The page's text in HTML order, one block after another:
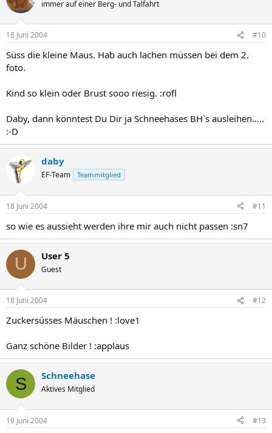
immer auf einer Berg- und Talfahrt
18 Juni 2004 #10
Süss die kleine Maus. Hab auch lachen müssen bei dem 2.
foto.
Kind so klein oder Brust sooo riesig. :rofl
Daby, dann könntest Du Dir ja Schneehases BH`s ausleihen.....
:-D
daby
EF-Team Teammitglied
18 Juni 2004 #11
so wie es aussieht werden ihre mir auch nicht passen :sn7
U User 5
Guest
18 Juni 2004 #12
Zuckersüsses Mäuschen ! :love1
Ganz schöne Bilder ! :applaus
S Schneehase
Aktives Mitglied
19 Juni 2004 #13